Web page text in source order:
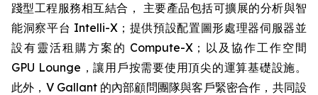
踐型工程服務相互結合， 主要產品包括可擴展的分析與智
能洞察平台 Intelli-X；提供預設配置圖形處理器伺服器並
設有靈活租購方案的 Compute-X；以及協作工作空間
GPU Lounge，讓用戶按需要使用頂尖的運算基礎設施。
此外，V Gallant 的內部顧問團隊與客戶緊密合作，共同設